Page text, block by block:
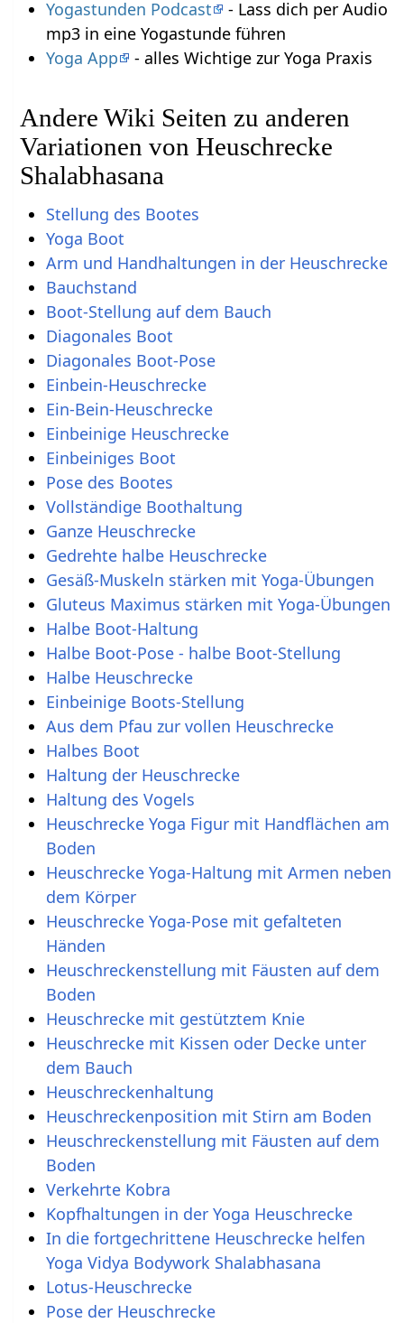
Yogastunden Podcast
- Lass dich per Audio
mp3 in eine Yogastunde führen
Yoga App
- alles Wichtige zur Yoga Praxis
Andere Wiki Seiten zu anderen
Variationen von Heuschrecke
Shalabhasana
Stellung des Bootes
Yoga Boot
Arm und Handhaltungen in der Heuschrecke
Bauchstand
Boot-Stellung auf dem Bauch
Diagonales Boot
Diagonales Boot-Pose
Einbein-Heuschrecke
Ein-Bein-Heuschrecke
Einbeinige Heuschrecke
Einbeiniges Boot
Pose des Bootes
Vollständige Boothaltung
Ganze Heuschrecke
Gedrehte halbe Heuschrecke
Gesäß-Muskeln stärken mit Yoga-Übungen
Gluteus Maximus stärken mit Yoga-Übungen
Halbe Boot-Haltung
Halbe Boot-Pose - halbe Boot-Stellung
Halbe Heuschrecke
Einbeinige Boots-Stellung
Aus dem Pfau zur vollen Heuschrecke
Halbes Boot
Haltung der Heuschrecke
Haltung des Vogels
Heuschrecke Yoga Figur mit Handflächen am
Boden
Heuschrecke Yoga-Haltung mit Armen neben
dem Körper
Heuschrecke Yoga-Pose mit gefalteten
Händen
Heuschreckenstellung mit Fäusten auf dem
Boden
Heuschrecke mit gestütztem Knie
Heuschrecke mit Kissen oder Decke unter
dem Bauch
Heuschreckenhaltung
Heuschreckenposition mit Stirn am Boden
Heuschreckenstellung mit Fäusten auf dem
Boden
Verkehrte Kobra
Kopfhaltungen in der Yoga Heuschrecke
In die fortgechrittene Heuschrecke helfen
Yoga Vidya Bodywork Shalabhasana
Lotus-Heuschrecke
Pose der Heuschrecke